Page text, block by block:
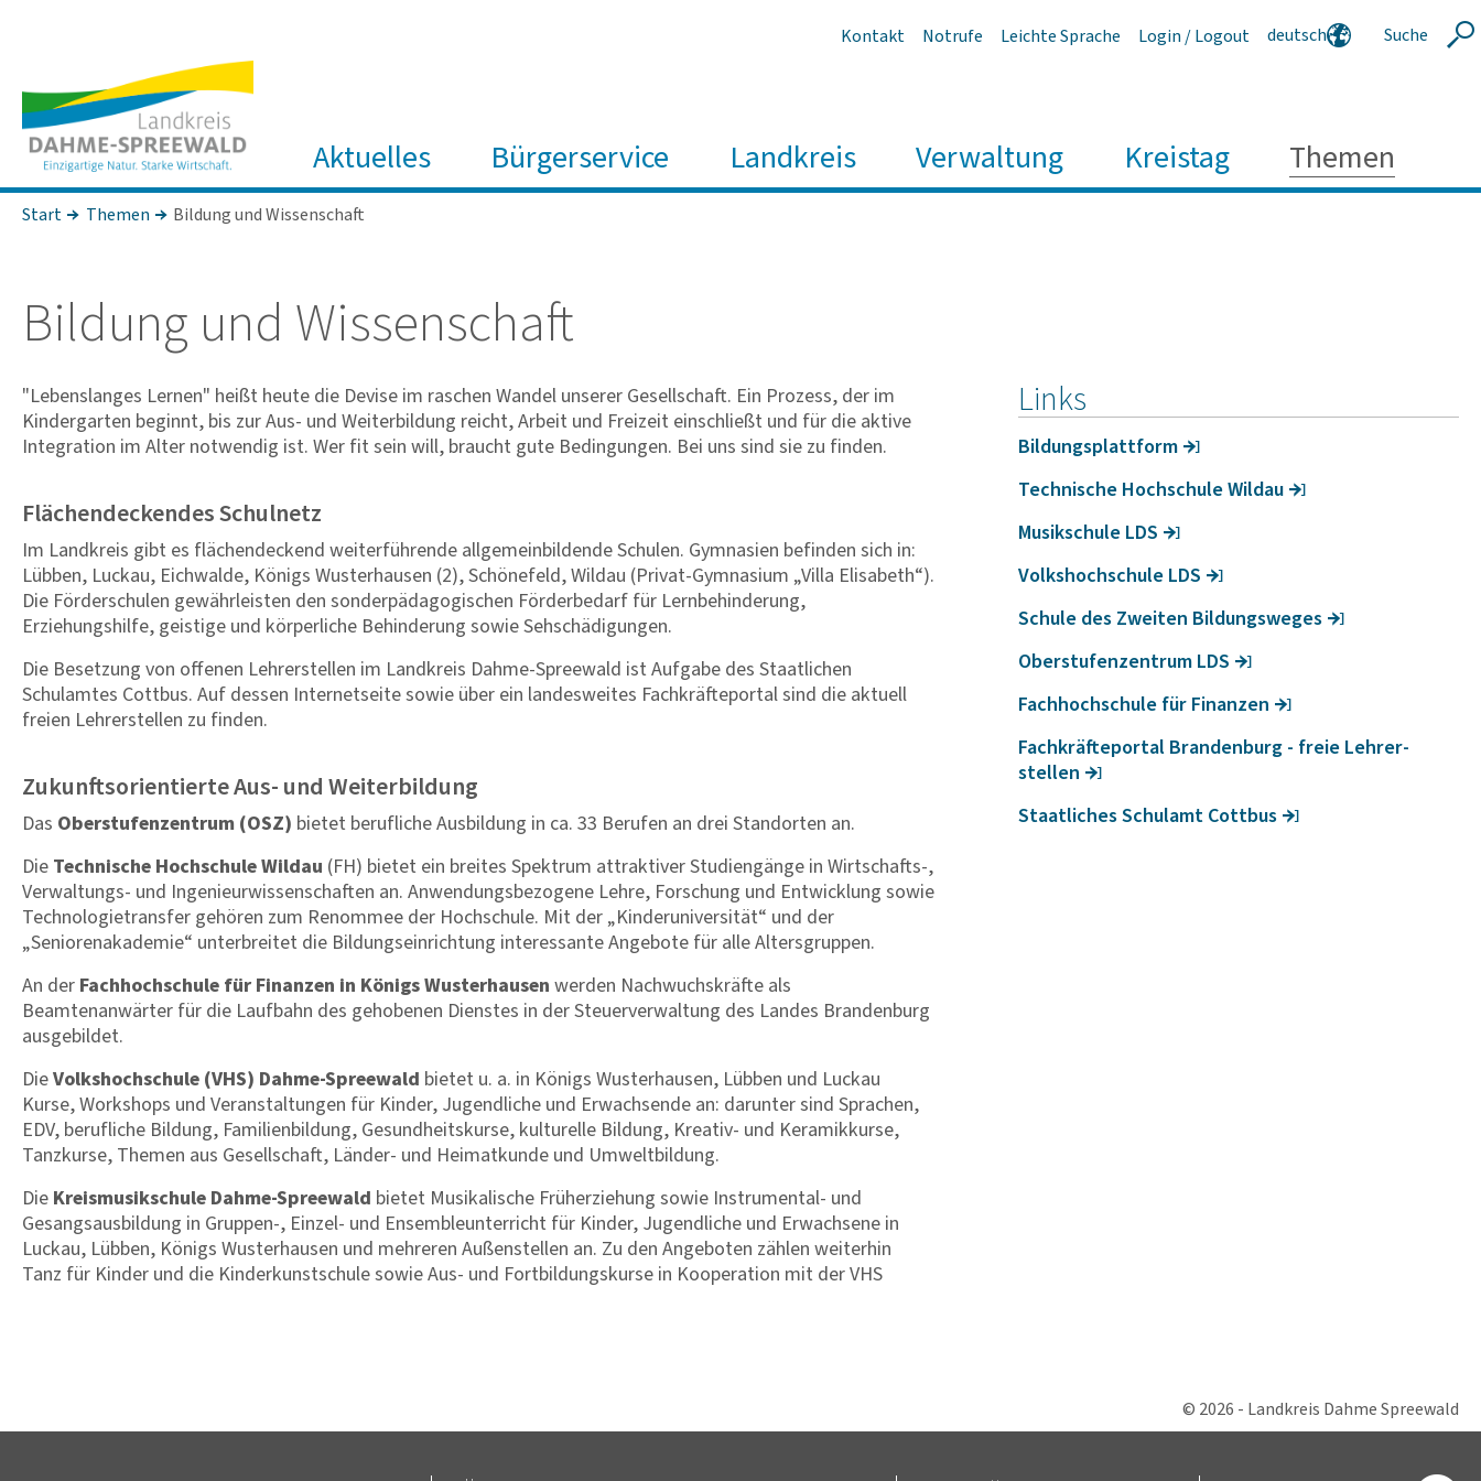
Kontakt Notrufe Leichte Sprache Login / Logout
deutsch
Suche
Aktuelles Bürgerservice Landkreis Verwaltung Kreistag Themen
Start Themen Bildung und Wissenschaft
Bildung und Wissen­schaft
"Lebenslanges Lernen" heißt heute die Devise im raschen Wandel unserer Gesellschaft. Ein Prozess, der im
Kindergarten beginnt, bis zur Aus- und Weiterbildung reicht, Arbeit und Freizeit einschließt und für die aktive
Integration im Alter notwendig ist. Wer fit sein will, braucht gute Bedingungen. Bei uns sind sie zu finden.
Flächendeckendes Schulnetz
Im Landkreis gibt es flächendeckend weiterführende allgemeinbildende Schulen. Gymnasien befinden sich in:
Lübben, Luckau, Eichwalde, Königs Wusterhausen (2), Schönefeld, Wildau (Privat-Gymnasium „Villa Elisabeth“).
Die Förderschulen gewährleisten den sonderpädagogischen Förderbedarf für Lernbehinderung,
Erziehungshilfe, geistige und körperliche Behinderung sowie Sehschädigungen.
Die Besetzung von offenen Lehrerstellen im Landkreis Dahme-Spreewald ist Aufgabe des Staatlichen
Schulamtes Cottbus. Auf dessen Internetseite sowie über ein landesweites Fachkräfteportal sind die aktuell
freien Lehrerstellen zu finden.
Zukunftsorientierte Aus- und Weiterbildung
Das Oberstufenzentrum (OSZ) bietet berufliche Ausbildung in ca. 33 Berufen an drei Standorten an.
Die Technische Hochschule Wildau (FH) bietet ein breites Spektrum attraktiver Studiengänge in Wirtschafts-,
Verwaltungs- und Ingenieurwissenschaften an. Anwendungsbezogene Lehre, Forschung und Entwicklung sowie
Technologietransfer gehören zum Renommee der Hochschule. Mit der „Kinderuniversität“ und der
„Seniorenakademie“ unterbreitet die Bildungseinrichtung interessante Angebote für alle Altersgruppen.
An der Fachhochschule für Finanzen in Königs Wusterhausen werden Nachwuchskräfte als
Beamtenanwärter für die Laufbahn des gehobenen Dienstes in der Steuerverwaltung des Landes Brandenburg
ausgebildet.
DieVolkshochschule (VHS) Dahme-Spreewald bietet u. a. in Königs Wusterhausen, Lübben und Luckau
Kurse, Workshops und Veranstaltungen für Kinder, Jugendliche und Erwachsende an: darunter sind Sprachen,
EDV, berufliche Bildung, Familienbildung, Gesundheitskurse, kulturelle Bildung, Kreativ- und Keramikkurse,
Tanzkurse, Themen aus Gesellschaft, Länder- und Heimatkunde und Umweltbildung.
Die Kreismusikschule Dahme-Spreewald bietet Musikalische Früherziehung sowie Instrumental- und
Gesangsausbildung in Gruppen-, Einzel- und Ensembleunterricht für Kinder, Jugendliche und Erwachsene in
Luckau, Lübben, Königs Wusterhausen und mehreren Außenstellen an. Zu den Angeboten zählen weiterhin
Tanz für Kinder und die Kinderkunstschule sowie Aus- und Fortbildungskurse in Kooperation mit der VHS
Links
Bildungs­platt­form
Tech­ni­sche Hoch­schule Wildau
Musik­schule LDS
Volks­hoch­schule LDS
Schule des Zweiten Bildungs­weges
Ober­stu­fen­zen­trum LDS
Fach­hoch­schule für Finanzen
Fach­kräf­te­portal Bran­den­burg - freie Lehrer­
stellen
Staat­li­ches Schulamt Cottbus
© 2026 - Landkreis Dahme Spreewald